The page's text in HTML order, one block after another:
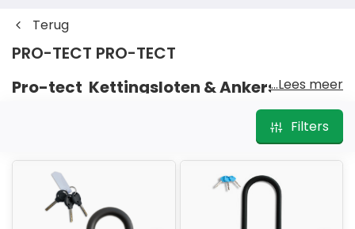
Terug
PRO-TECT PRO-TECT
Pro-tect Kettingsloten & Ankers
met het art keurmerk. Deze sloten zijn getest door
. Hierdoor is het mogelijk je fiets te verzekeren
Ook heeft artsloten de Vloerankers van Pro-tect in
het assortiment. Deze zijn art4 gekeurd. En zijn dus
...Lees meer
Filters